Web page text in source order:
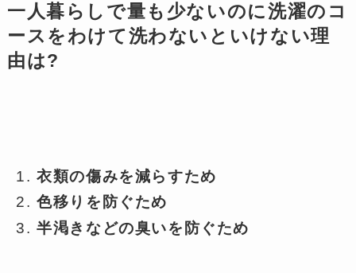
一人暮らしで量も少ないのに洗濯のコ
ースをわけて洗わないといけない理
由は?
衣類の傷みを減らすため
色移りを防ぐため
半渇きなどの臭いを防ぐため